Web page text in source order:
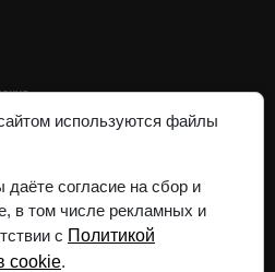
используются файлы
даёте согласие на сбор и
в том числе рекламных и
с Политикой
cookie.
в Торговом реестре
2023г.